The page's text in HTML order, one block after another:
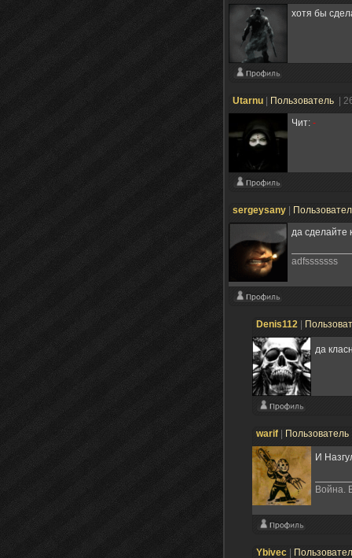
хотя бы
Utarnu Пользователь
|
Чит: -
sergeysany
да сделайте
adfsssssss
Denis112
да
warif Пользователь
И
Война.
Ybivec